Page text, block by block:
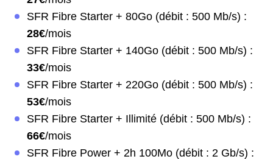
SFR Fibre Starter + 80Go (débit : 500 Mb/s) :
28€/mois
SFR Fibre Starter + 140Go (débit : 500 Mb/s) :
33€/mois
SFR Fibre Starter + 220Go (débit : 500 Mb/s) :
53€/mois
SFR Fibre Starter + Illimité (débit : 500 Mb/s) :
66€/mois
SFR Fibre Power + 2h 100Mo (débit : 2 Gb/s) :